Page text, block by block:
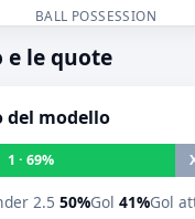
BALL POSSESSION
le quote
del modello
1 · 69%
2.5 50%Gol 41%Gol